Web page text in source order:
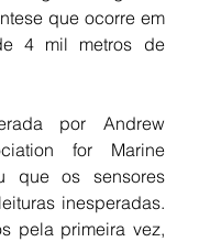
que ocorre em
4 mil metros de
por Andrew
for Marine
que os sensores
inesperadas.
pela primeira vez,